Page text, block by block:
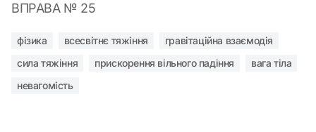
ВПРАВА № 25
фізика всесвітнє тяжіння
гравітаційна взаємодія
сила тяжіння
прискорення вільного падіння
вага тіла
невагомість